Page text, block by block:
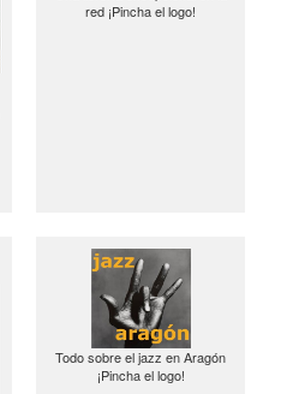
red ¡Pincha el logo!
Todo sobre el jazz en Aragón
¡Pincha el logo!